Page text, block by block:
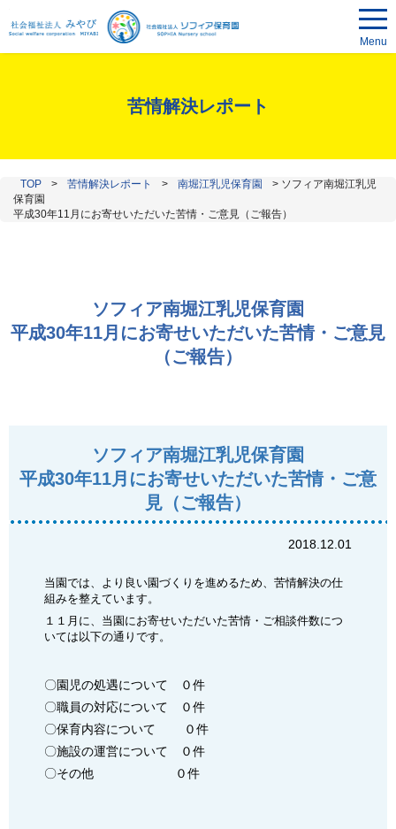
Menu
苦情解決レポート
TOP > 苦情解決レポート > 南堀江乳児保育園 > ソフィア南堀江乳児
保育園
平成30年11月にお寄せいただいた苦情・ご意見（ご報告）
ソフィア南堀江乳児保育園
平成30年11月にお寄せいただいた苦情・ご意見
（ご報告）
ソフィア南堀江乳児保育園
平成30年11月にお寄せいただいた苦情・ご意
見（ご報告）
2018.12.01
当園では、より良い園づくりを進めるため、苦情解決の仕
組みを整えています。
１１月に、当園にお寄せいただいた苦情・ご相談件数につ
いては以下の通りです。
〇園児の処遇について ０件
〇職員の対応について ０件
〇保育内容について ０件
〇施設の運営について ０件
〇その他 ０件